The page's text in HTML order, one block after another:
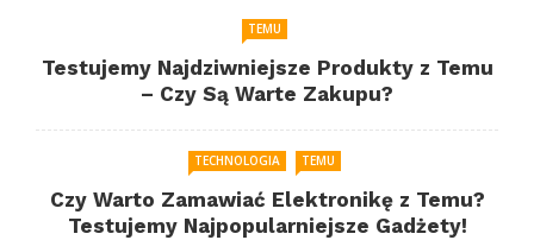
TEMU
Testujemy Najdziwniejsze Produkty z Temu
– Czy Są Warte Zakupu?
TECHNOLOGIA TEMU
Czy Warto Zamawiać Elektronikę z Temu?
Testujemy Najpopularniejsze Gadżety!